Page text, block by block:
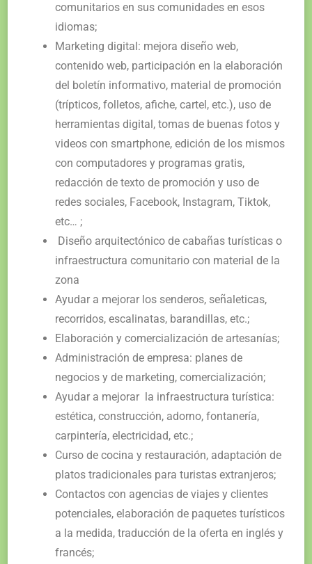
comunitarios en sus comunidades en esos
idiomas;
Marketing digital: mejora diseño web,
contenido web, participación en la elaboración
del boletín informativo, material de promoción
(trípticos, folletos, afiche, cartel, etc.), uso de
herramientas digital , tomas de buenas fotos y
videos con smartphone, edición de los mismos
con computadores y programas gratis,
redacción de texto de promoción y uso de
redes sociales, Facebook, Instagram, Tiktok,
etc… ;
Diseño arquitectónico de cabañas turísticas o
infraestructura comunitario con material de la
zona
Ayudar a mejorar los senderos, señaleticas,
recorridos, escalinatas, barandillas, etc.;
Elaboración y comercialización de artesanías;
Administración de empresa: planes de
negocios y de marketing, comercialización;
Ayudar a mejorar
la infraestructura turística:
estética, construcción, adorno, fontanería,
carpintería, electricidad, etc.;
Curso de cocina y restauración, adaptación de
platos tradicionales para turistas extranjeros;
Contactos con agencias de viajes y clientes
potenciales, elaboración de paquetes turísticos
a la medida, traducción de la oferta en inglés y
francés;